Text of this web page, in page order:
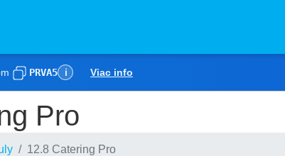
PRVA5 ℹ Viac info
Pro
12.8 Catering Pro